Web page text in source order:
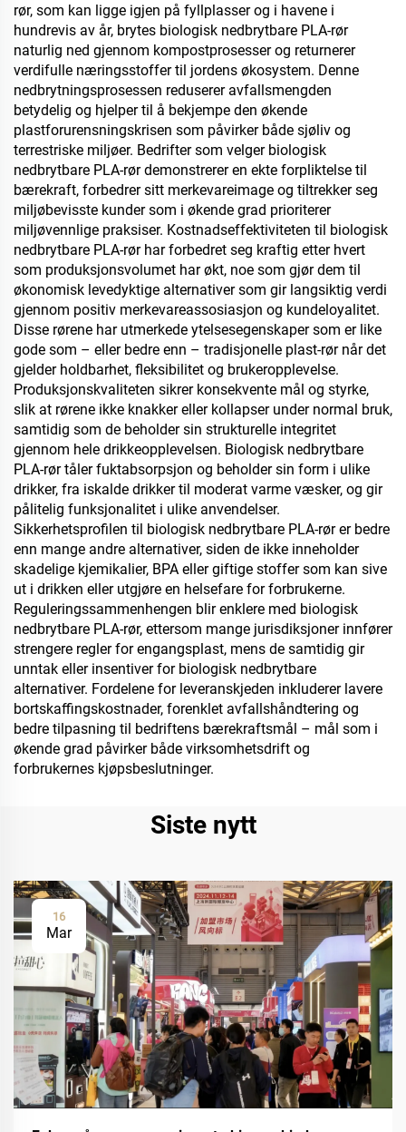
rør, som kan ligge igjen på fyllplasser og i havene i
hundrevis av år, brytes biologisk nedbrytbare PLA-rør
naturlig ned gjennom kompostprosesser og returnerer
verdifulle næringsstoffer til jordens økosystem. Denne
nedbrytningsprosessen reduserer avfallsmengden
betydelig og hjelper til å bekjempe den økende
plastforurensningskrisen som påvirker både sjøliv og
terrestriske miljøer. Bedrifter som velger biologisk
nedbrytbare PLA-rør demonstrerer en ekte forpliktelse til
bærekraft, forbedrer sitt merkevareimage og tiltrekker seg
miljøbevisste kunder som i økende grad prioriterer
miljøvennlige praksiser. Kostnadseffektiviteten til biologisk
nedbrytbare PLA-rør har forbedret seg kraftig etter hvert
som produksjonsvolumet har økt, noe som gjør dem til
økonomisk levedyktige alternativer som gir langsiktig verdi
gjennom positiv merkevareassosiasjon og kundeloyalitet.
Disse rørene har utmerkede ytelsesegenskaper som er like
gode som – eller bedre enn – tradisjonelle plast-rør når det
gjelder holdbarhet, fleksibilitet og brukeropplevelse.
Produksjonskvaliteten sikrer konsekvente mål og styrke,
slik at rørene ikke knakker eller kollapser under normal bruk,
samtidig som de beholder sin strukturelle integritet
gjennom hele drikkeopplevelsen. Biologisk nedbrytbare
PLA-rør tåler fuktabsorpsjon og beholder sin form i ulike
drikker, fra iskalde drikker til moderat varme væsker, og gir
pålitelig funksjonalitet i ulike anvendelser.
Sikkerhetsprofilen til biologisk nedbrytbare PLA-rør er bedre
enn mange andre alternativer, siden de ikke inneholder
skadelige kjemikalier, BPA eller giftige stoffer som kan sive
ut i drikken eller utgjøre en helsefare for forbrukerne.
Reguleringssammenhengen blir enklere med biologisk
nedbrytbare PLA-rør, ettersom mange jurisdiksjoner innfører
strengere regler for engangsplast, mens de samtidig gir
unntak eller insentiver for biologisk nedbrytbare
alternativer. Fordelene for leveranskjeden inkluderer lavere
bortskaffingskostnader, forenklet avfallshåndtering og
bedre tilpasning til bedriftens bærekraftsmål – mål som i
økende grad påvirker både virksomhetsdrift og
forbrukernes kjøpsbeslutninger.
Siste nytt
16
Mar